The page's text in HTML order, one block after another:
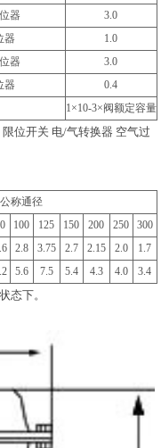
器
3.0
器
1.0
器
3.0
器
0.4
1×10-3×阀额定容量
位开关 电/气转换器 空气过
公称通径
100 125 150 200 250
300
2.8 3.75 2.7 2.15 2.0
1.7
5.6 7.5 5.4 4.3 4.0 3.4
态下。